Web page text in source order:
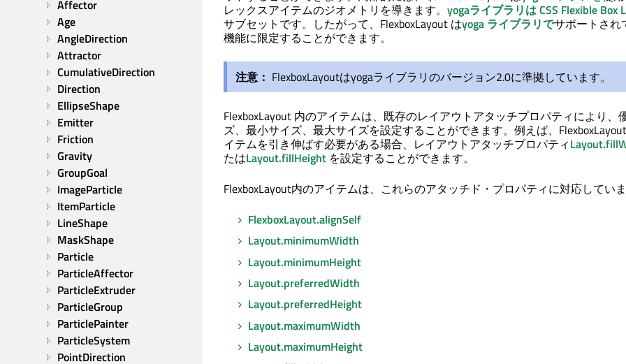
Affector
Age
AngleDirection
Attractor
CumulativeDirection
Direction
EllipseShape
Emitter
Friction
Gravity
GroupGoal
ImageParticle
ItemParticle
LineShape
MaskShape
Particle
ParticleAffector
ParticleExtruder
ParticleGroup
ParticlePainter
ParticleSystem
PointDirection
レックスアイテムのジオメトリを導きます。 yogaライブラリはCSS Flexible Box
サブセットです。したがって、FlexboxLayout はyoga ライブラリでサポートされ
機能に限定することができます。
注意： FlexboxLayoutはyogaライブラリのバージョン2.0に準拠しています。
FlexboxLayout 内のアイテムは、既存のレイアウトアタッチプロパティにより、
ズ、最小サイズ、最大サイズを設定することができます。例えば、
イテムを引き伸ばす必要がある場合、レイアウトアタッチプロパティ
たはLayout.fillHeight を設定することができます。
FlexboxLayout内のアイテムは、これらのアタッチド・プロパティに対応してい
FlexboxLayout.alignSelf
Layout.minimumWidth
Layout.minimumHeight
Layout.preferredWidth
Layout.preferredHeight
Layout.maximumWidth
Layout.maximumHeight